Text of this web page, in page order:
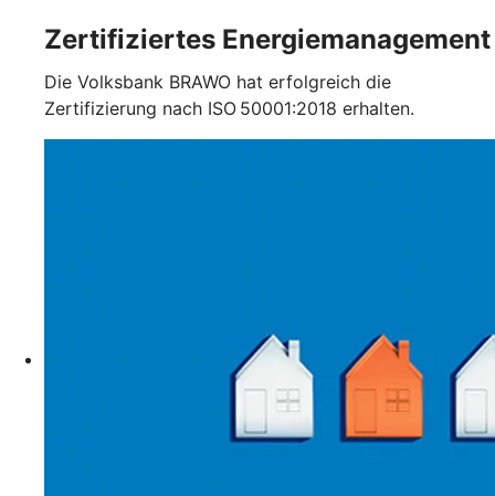
Zertifiziertes Energiemanagement
Die Volksbank BRAWO hat erfolgreich die
Zertifizierung nach ISO 50001:2018 erhalten.